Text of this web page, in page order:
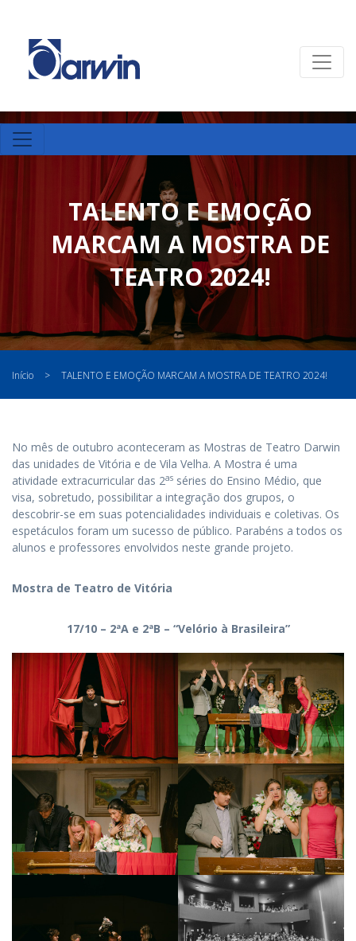
TALENTO E EMOÇÃO
MARCAM A MOSTRA DE
TEATRO 2024!
Início > TALENTO E EMOÇÃO MARCAM A MOSTRA DE TEATRO 2024!
No mês de outubro aconteceram as Mostras de Teatro Darwin
das unidades de Vitória e de Vila Velha. A Mostra é uma
atividade extracurricular das 2as séries do Ensino Médio, que
visa, sobretudo, possibilitar a integração dos grupos, o
descobrir-se em suas potencialidades individuais e coletivas. Os
espetáculos foram um sucesso de público. Parabéns a todos os
alunos e professores envolvidos neste grande projeto.
Mostra de Teatro de Vitória
17/10 – 2ªA e 2ªB – “Velório à Brasileira”